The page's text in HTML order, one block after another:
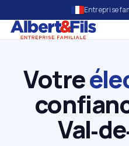
Entreprise
Votre